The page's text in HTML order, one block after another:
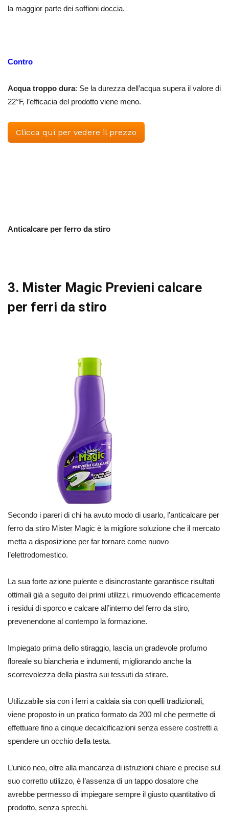
la maggior parte dei soffioni doccia.
Contro
Acqua troppo dura: Se la durezza dell’acqua supera il valore di
22°F, l’efficacia del prodotto viene meno.
Clicca qui per vedere il prezzo
Anticalcare per ferro da stiro
3. Mister Magic Previeni calcare
per ferri da stiro
Secondo i pareri di chi ha avuto modo di usarlo, l’anticalcare per
ferro da stiro Mister Magic è la migliore soluzione che il mercato
metta a disposizione per far tornare come nuovo
l’elettrodomestico.
La sua forte azione pulente e disincrostante garantisce risultati
ottimali già a seguito dei primi utilizzi, rimuovendo efficacemente
i residui di sporco e calcare all’interno del ferro da stiro,
prevenendone al contempo la formazione.
Impiegato prima dello stiraggio, lascia un gradevole profumo
floreale su biancheria e indumenti, migliorando anche la
scorrevolezza della piastra sui tessuti da stirare.
Utilizzabile sia con i ferri a caldaia sia con quelli tradizionali,
viene proposto in un pratico formato da 200 ml che permette di
effettuare fino a cinque decalcificazioni senza essere costretti a
spendere un occhio della testa.
L’unico neo, oltre alla mancanza di istruzioni chiare e precise sul
suo corretto utilizzo, è l’assenza di un tappo dosatore che
avrebbe permesso di impiegare sempre il giusto quantitativo di
prodotto, senza sprechi.